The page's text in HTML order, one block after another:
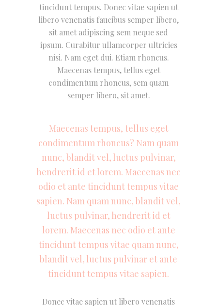
tincidunt tempus. Donec vitae sapien ut
libero venenatis faucibus semper libero,
sit amet adipiscing sem neque sed
ipsum. Curabitur ullamcorper ultricies
nisi. Nam eget dui. Etiam rhoncus.
Maecenas tempus, tellus eget
condimentum rhoncus, sem quam
semper libero, sit amet.
Maecenas tempus, tellus eget
condimentum rhoncus? Nam quam
nunc, blandit vel, luctus pulvinar,
hendrerit id et lorem. Maecenas nec
odio et ante tincidunt tempus vitae
sapien. Nam quam nunc, blandit vel,
luctus pulvinar, hendrerit id et
lorem. Maecenas nec odio et ante
tincidunt tempus vitae quam nunc,
blandit vel, luctus pulvinar et ante
tincidunt tempus vitae sapien.
Donec vitae sapien ut libero venenatis